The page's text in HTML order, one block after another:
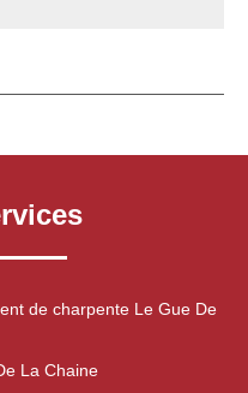
de charpente Le Gue De
La Chaine